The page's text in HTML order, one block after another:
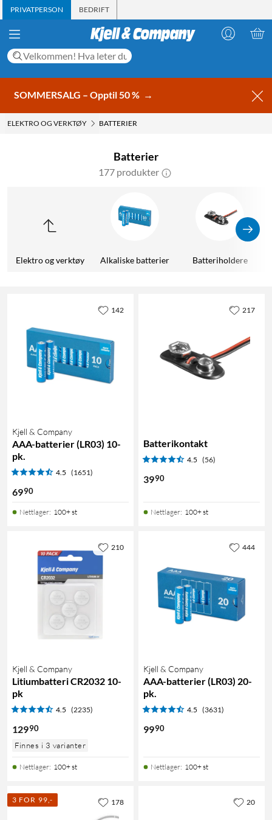
PRIVATPERSON BEDRIFT
SOMMERSALG – Opptil 50 % →
ELEKTRO OG VERKTØY BATTERIER
Batterier
177 produkter
Elektro og verktøy Alkaliske batterier Batteriholdere
Kjell & Company
AAA-batterier (LR03) 10-
pk.
4.5 (1651)
6990
Nettlager: 100+ st
142
Batterikontakt
4.5 (56)
3990
Nettlager: 100+ st
217
Kjell & Company
Litiumbatteri CR2032 10-
pk
4.5 (2235)
12990
Finnes i 3 varianter
Nettlager: 100+ st
210
Kjell & Company
AAA-batterier (LR03) 20-
pk.
4.5 (3631)
9990
Nettlager: 100+ st
444
3 FOR 99,- 178 20